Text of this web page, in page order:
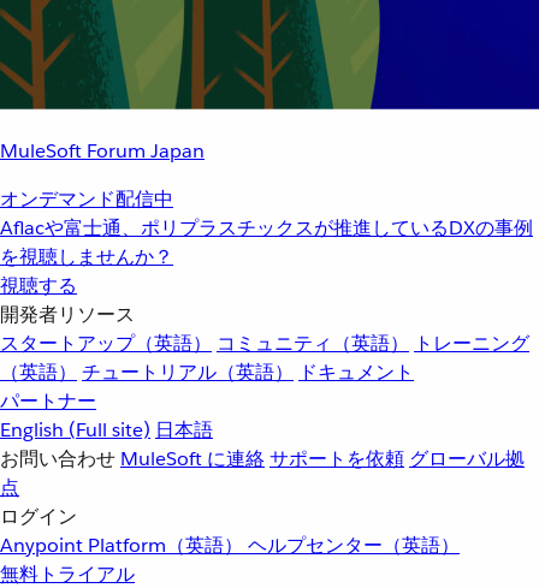
MuleSoft Forum Japan
オンデマンド配信中
Aflacや富士通、ポリプラスチックスが推進しているDXの事例
を視聴しませんか？
視聴する
開発者リソース
スタートアップ（英語）
コミュニティ（英語）
トレーニング
（英語）
チュートリアル（英語）
ドキュメント
パートナー
English (Full site) 日本語
お問い合わせ MuleSoft に連絡サポートを依頼 グローバル拠
点
ログイン
Anypoint Platform（英語） ヘルプセンター（英語）
無料トライアル